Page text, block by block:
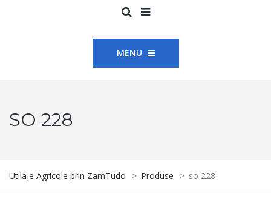
MENU
SO 228
Utilaje Agricole prin ZamTudo > Produse > so 228